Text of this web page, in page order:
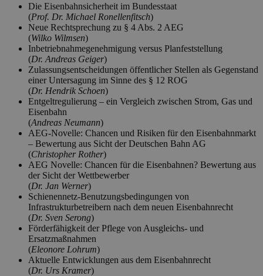
Die Eisenbahnsicherheit im Bundesstaat
(Prof. Dr. Michael Ronellenfitsch)
Neue Rechtsprechung zu § 4 Abs. 2 AEG
(Wilko Wilmsen)
Inbetriebnahmegenehmigung versus Planfeststellung
(Dr. Andreas Geiger)
Zulassungsentscheidungen öffentlicher Stellen als Gegenstand
einer Untersagung im Sinne des § 12 ROG
(Dr. Hendrik Schoen)
Entgeltregulierung – ein Vergleich zwischen Strom, Gas und
Eisenbahn
(Andreas Neumann)
AEG-Novelle: Chancen und Risiken für den Eisenbahnmarkt
– Bewertung aus Sicht der Deutschen Bahn AG
(Christopher Rother)
AEG Novelle: Chancen für die Eisenbahnen? Bewertung aus
der Sicht der Wettbewerber
(Dr. Jan Werner)
Schienennetz-Benutzungsbedingungen von
Infrastrukturbetreibern nach dem neuen Eisenbahnrecht
(Dr. Sven Serong)
Förderfähigkeit der Pflege von Ausgleichs- und
Ersatzmaßnahmen
(Eleonore Lohrum)
Aktuelle Entwicklungen aus dem Eisenbahnrecht
(Dr. Urs Kramer)